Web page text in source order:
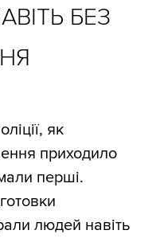
БЕЗ
як
приходило
перші.
людей навіть